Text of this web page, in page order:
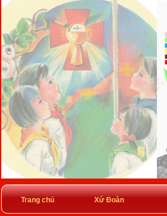
Trang chủ Xứ Đoàn